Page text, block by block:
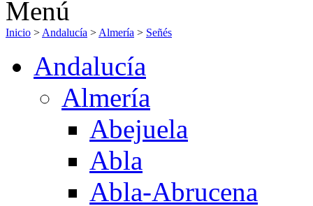
Menú
Inicio > Andalucía > Almería > Señés
Andalucía
Almería
Abejuela
Abla
Abla-Abrucena